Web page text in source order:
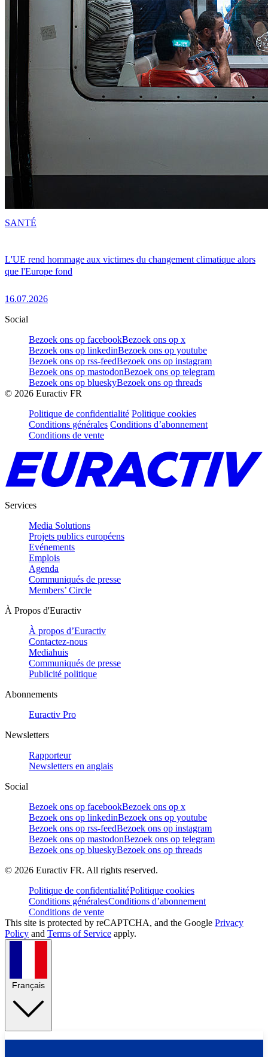
L'UE rend hommage aux victimes du changement climatique alors
que l'Europe fond
16.07.2026
SANTÉ
Social
Bezoek ons op facebookBezoek ons op x
Bezoek ons op linkedinBezoek ons op youtube
Bezoek ons op rss-feedBezoek ons op instagram
Bezoek ons op mastodonBezoek ons op telegram
Bezoek ons op blueskyBezoek ons op threads
© 2026 Euractiv FR
Politique de confidentialité Politique cookies
Conditions générales Conditions d’abonnement
Conditions de vente
Services
Media Solutions
Projets publics européens
Evénements
Emplois
Agenda
Communiqués de presse
Members’ Circle
À Propos d'Euractiv
À propos d’Euractiv
Contactez-nous
Mediahuis
Communiqués de presse
Publicité politique
Abonnements
Euractiv Pro
Newsletters
Rapporteur
Newsletters en anglais
Social
Bezoek ons op facebookBezoek ons op x
Bezoek ons op linkedinBezoek ons op youtube
Bezoek ons op rss-feedBezoek ons op instagram
Bezoek ons op mastodonBezoek ons op telegram
Bezoek ons op blueskyBezoek ons op threads
© 2026 Euractiv FR. All rights reserved.
Politique de confidentialitéPolitique cookies
Conditions généralesConditions d’abonnement
Conditions de vente
This site is protected by reCAPTCHA, and the Google Privacy
Policy and Terms of Service apply.
Français